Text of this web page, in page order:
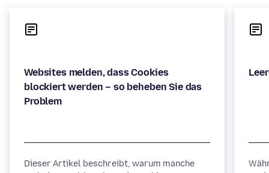
Websites melden, dass Cookies
blockiert werden – so beheben Sie das
Problem
Dieser Artikel beschreibt, warum manche